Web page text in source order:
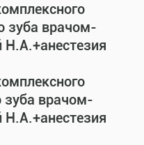
зуба врачом-
зуба врачом-